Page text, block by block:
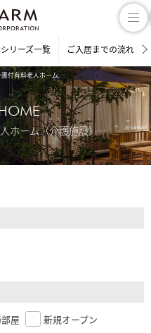
シリーズ一覧 ご入居までの流れ
付有料老人ホーム
ホーム（介護施設）
屋
新規オープン